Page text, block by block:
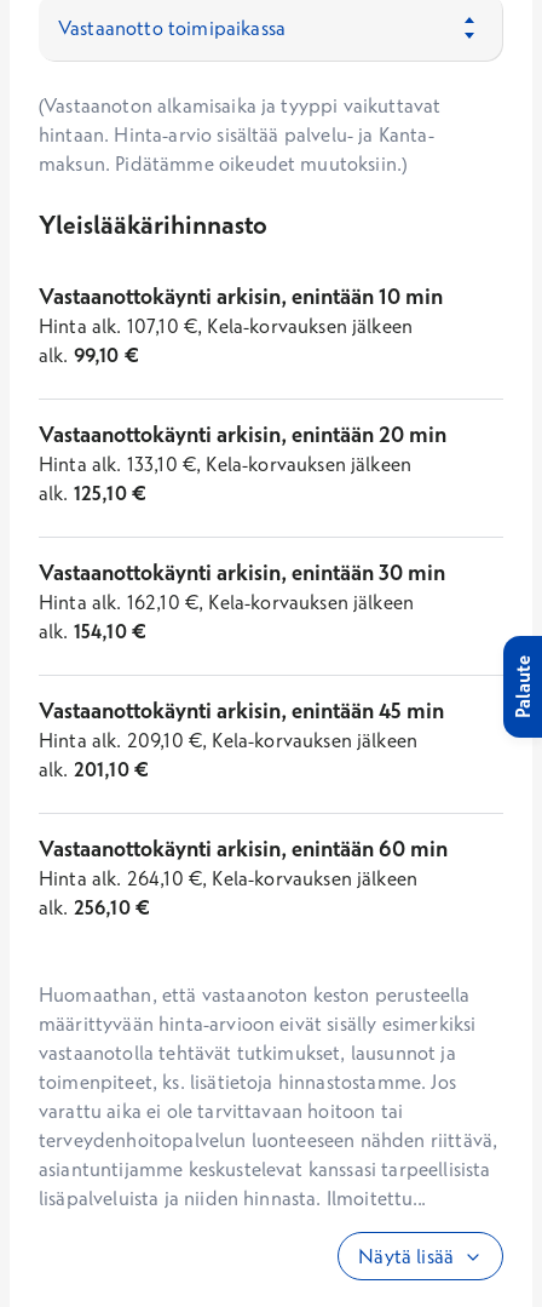
(Vastaanoton alkamisaika ja tyyppi vaikuttavat
hintaan. Hinta-arvio sisältää palvelu- ja Kanta-
maksun. Pidätämme oikeudet muutoksiin.)
Yleislääkärihinnasto
Vastaanottokäynti arkisin, enintään 10 min
Hinta alk. 107,10 €, Kela-korvauksen jälkeen
alk. 99,10 €
Vastaanottokäynti arkisin, enintään 20 min
Hinta alk. 133,10 €, Kela-korvauksen jälkeen
alk. 125,10€
Vastaanottokäynti arkisin, enintään 30 min
Hinta alk. 162,10 €, Kela-korvauksen jälkeen
alk. 154,10€
Vastaanottokäynti arkisin, enintään 45 min
Hinta alk. 209,10 €, Kela-korvauksen jälkeen
alk. 201,10€
Vastaanottokäynti arkisin, enintään 60 min
Hinta alk. 264,10 €, Kela-korvauksen jälkeen
alk. 256,10€
Huomaathan, että vastaanoton keston perusteella
määrittyvään hinta-arvioon eivät sisälly esimerkiksi
vastaanotolla tehtävät tutkimukset, lausunnot ja
toimenpiteet, ks. lisätietoja hinnastostamme. Jos
varattu aika ei ole tarvittavaan hoitoon tai
terveydenhoitopalvelun luonteeseen nähden riittävä,
asiantuntijamme keskustelevat kanssasi tarpeellisista
lisäpalveluista ja niiden hinnasta. Ilmoitettu...
Näytä lisää
Palaute